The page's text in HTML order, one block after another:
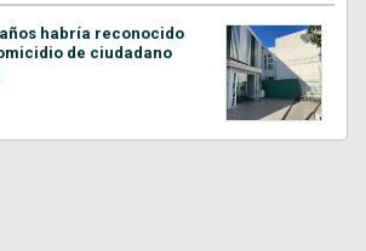
habría reconocido
de ciudadano